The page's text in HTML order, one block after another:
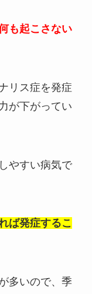
も起こさない
リス症を発症
が下がってい
やすい病気で
ば発症するこ
多いので、季